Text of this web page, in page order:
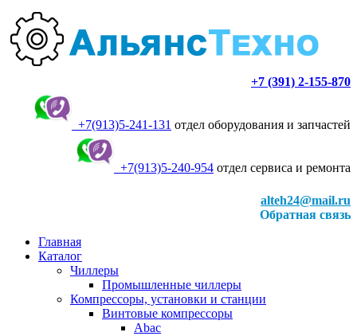
+7 (391) 2-155-870
+7(913)5-241-131 отдел оборудования и запчастей
+7(913)5-240-954 отдел сервиса и ремонта
alteh24@mail.ru
Обратная связь
Главная
Каталог
Чиллеры
Промышленные чиллеры
Компрессоры, установки и станции
Винтовые компрессоры
Abac